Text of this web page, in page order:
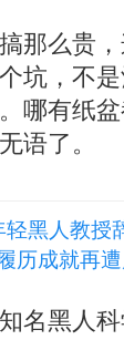
那么贵
坑，不
哪有纸
语了。
黑人教授
历成就再
名黑人